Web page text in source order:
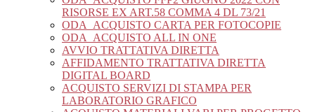
RISORSE EX ART.58 COMMA 4 DL 73/21
ODA_ACQUISTO CARTA PER FOTOCOPIE
ODA_ACQUISTO ALL IN ONE
AVVIO TRATTATIVA DIRETTA
AFFIDAMENTO TRATTATIVA DIRETTA
DIGITAL BOARD
ACQUISTO SERVIZI DI STAMPA PER
LABORATORIO GRAFICO